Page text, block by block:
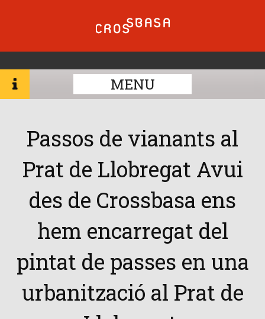
MENU
Passos de vianants al
Prat de Llobregat Avui
des de Crossbasa ens
hem encarregat del
pintat de passes en una
urbanització al Prat de